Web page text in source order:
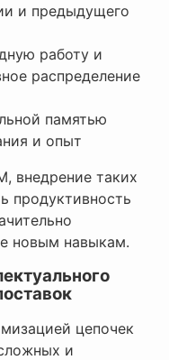
и предыдущего
работу и
распределение
памятью
и опыт
внедрение таких
продуктивность
новым навыкам.
цепочек
и